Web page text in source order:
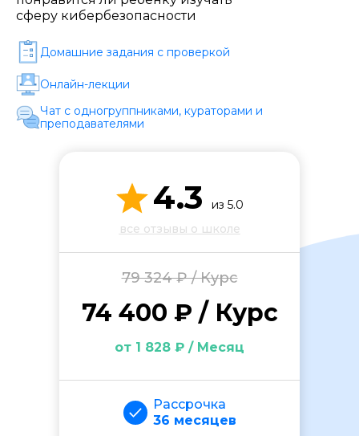
сферу кибербезопасности
Домашние задания c проверкой
Онлайн-лекции
Чат с одногруппниками, кураторами и
преподавателями
4.3
из 5.0
все отзывы о школе
79 324 ₽ / Курс
74 400 ₽ / Курс
от 1 828 ₽ / Месяц
Рассрочка
36 месяцев
Подача материала *
Уровень организации *